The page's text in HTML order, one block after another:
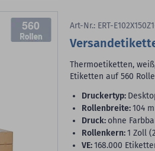
560 Art-Nr.: ERT-
Thermoetiketten,
Etiketten auf 560
Druckertyp:
Rollenbreite:104
Druck: ohne
Rollenkern:1 Zoll
VE:168.000